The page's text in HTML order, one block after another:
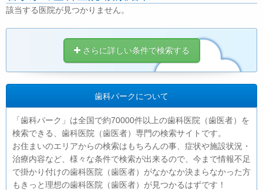
該当する医院が見つかりません。
さらに詳しい条件で検索する
歯科パークについて
「歯科パーク」は全国で約70000件以上の歯科医院（歯医者）を
検索できる、歯科医院（歯医者）専門の検索サイトです。
お住まいのエリアからの検索はもちろんの事、症状や施設状況・
治療内容など、様々な条件で検索が出来るので、今まで情報不足
で掛かり付けの歯科医院（歯医者）がなかなか決まらなかった方
もきっと理想の歯科医院（歯医者）が見つかるはずです！